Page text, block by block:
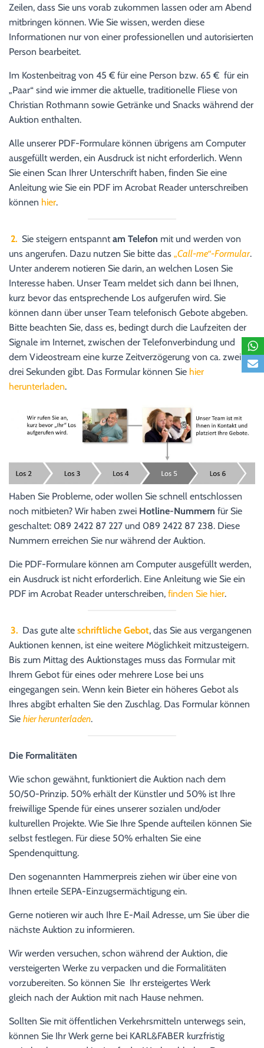
Zeilen, dass Sie uns vorab zukommen lassen oder am Abend
mitbringen können. Wie Sie wissen, werden diese
Informationen nur von einer professionellen und autorisierten
Person bearbeitet.
Im Kostenbeitrag von 45 € für eine Person bzw. 65 € für ein
„Paar“ sind wie immer die aktuelle, traditionelle Fliese von
Christian Rothmann sowie Getränke und Snacks während der
Auktion enthalten.
Alle unserer PDF-Formulare können übrigens am Computer
ausgefüllt werden, ein Ausdruck ist nicht erforderlich. Wenn
Sie einen Scan Ihrer Unterschrift haben, finden Sie eine
Anleitung wie Sie ein PDF im Acrobat Reader unterschreiben
können hier.
2. Sie steigern entspanntam Telefon mit und werden von
uns angerufen. Dazu nutzen Sie bitte das „Call-me“-Formular.
Unter anderem notieren Sie darin, an welchen Losen Sie
Interesse haben. Unser Team meldet sich dann bei Ihnen,
kurz bevor das entsprechende Los aufgerufen wird. Sie
können dann über unser Team telefonisch Gebote abgeben.
Bitte beachten Sie, dass es, bedingt durch die Laufzeiten der
Signale im Internet, zwischen der Telefonverbindung und
dem Videostream eine kurze Zeitverzögerung von ca. zwei bis
drei Sekunden gibt. Das Formular können Sie hier
herunterladen.
Haben Sie Probleme, oder wollen Sie schnell entschlossen
noch mitbieten? Wir haben zwei Hotline-Nummern für Sie
geschaltet: 089 2422 87 227 und 089 2422 87 238. Diese
Nummern erreichen Sie nur während der Auktion.
Die PDF-Formulare können am Computer ausgefüllt werden,
ein Ausdruck ist nicht erforderlich. Eine Anleitung wie Sie ein
PDF im Acrobat Reader unterschreiben, finden Sie hier.
3. Das gute alteschriftliche Gebot, das Sie aus vergangenen
Auktionen kennen, ist eine weitere Möglichkeit mitzusteigern.
Bis zum Mittag des Auktionstages muss das Formular mit
Ihrem Gebot für eines oder mehrere Lose bei uns
eingegangen sein. Wenn kein Bieter ein höheres Gebot als
Ihres abgibt erhalten Sie den Zuschlag. Das Formular können
Sie hier herunterladen.
Die Formalitäten
Wie schon gewähnt, funktioniert die Auktion nach dem
50/50-Prinzip. 50% erhält der Künstler und 50% ist Ihre
freiwillige Spende für eines unserer sozialen und/oder
kulturellen Projekte. Wie Sie Ihre Spende aufteilen können Sie
selbst festlegen. Für diese 50% erhalten Sie eine
Spendenquittung.
Den sogenannten Hammerpreis ziehen wir über eine von
Ihnen erteile SEPA-Einzugsermächtigung ein.
Gerne notieren wir auch Ihre E-Mail Adresse, um Sie über die
nächste Auktion zu informieren.
Wir werden versuchen, schon während der Auktion, die
versteigerten Werke zu verpacken und die Formalitäten
vorzubereiten. So können Sie Ihr ersteigertes Werk
gleich nach der Auktion mit nach Hause nehmen.
Sollten Sie mit öffentlichen Verkehrsmitteln unterwegs sein,
können Sie Ihr Werk gerne bei KARL&FABER kurzfristig